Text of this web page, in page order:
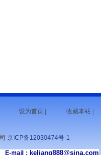
设为首页 | 收藏本站 |
京ICP备12030474号-1
E-mail： keliang888@sina.com